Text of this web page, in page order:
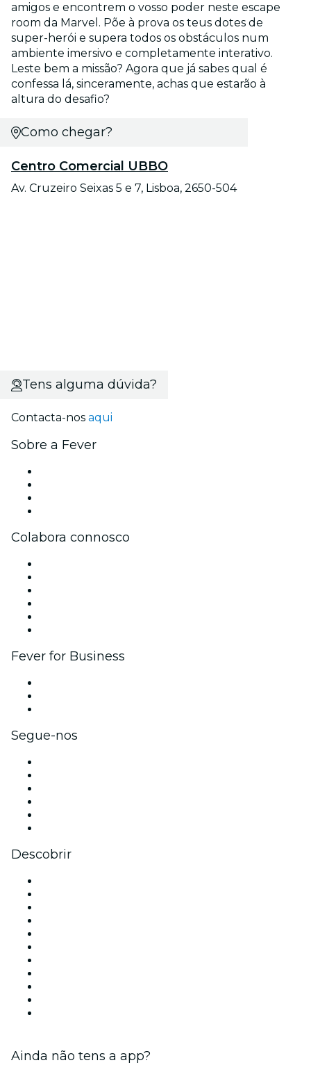
amigos e encontrem o vosso poder neste escape
room da Marvel. Põe à prova os teus dotes de
super-herói e supera todos os obstáculos num
ambiente imersivo e completamente interativo.
Leste bem a missão? Agora que já sabes qual é
confessa lá, sinceramente, achas que estarão à
altura do desafio?
Como chegar?
Centro Comercial UBBO
Av. Cruzeiro Seixas 5 e 7, Lisboa, 2650-504
Tens alguma dúvida?
Contacta-nos aqui
Sobre a Fever
Colabora connosco
Fever for Business
Segue-nos
Descobrir
Ainda não tens a app?